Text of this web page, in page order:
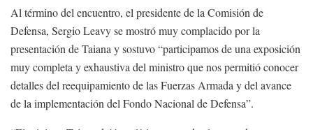
Al término del encuentro, el presidente de la Comisión de
Defensa, Sergio Leavy se mostró muy complacido por la
presentación de Taiana y sostuvo “participamos de una exposición
muy completa y exhaustiva del ministro que nos permitió conocer
detalles del reequipamiento de las Fuerzas Armada y del avance
de la implementación del Fondo Nacional de Defensa”.